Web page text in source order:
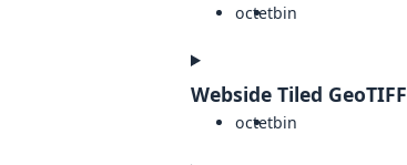
octetbin
Webside Tiled GeoTIFF
octetbin